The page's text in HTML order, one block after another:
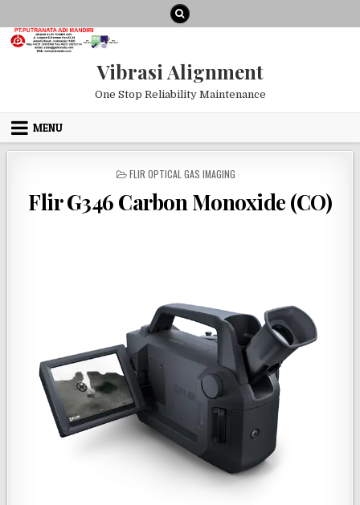
Vibrasi Alignment
One Stop Reliability Maintenance
MENU
POSTED IN
FLIR OPTICAL GAS IMAGING
Flir G346 Carbon Monoxide (CO)